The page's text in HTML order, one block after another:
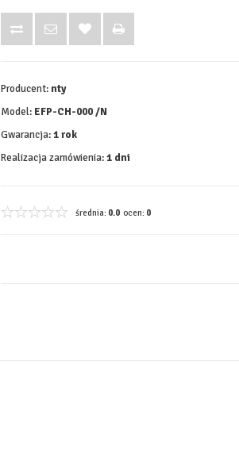
Producent: nty
Model: EFP-CH-000 /N
Gwarancja:1 rok
Realizacja zamówienia:1 dni
średnia: 0.0 ocen: 0